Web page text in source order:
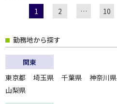
1
2 … 10
勤務地から探す
関東
東京都
埼玉県 千葉県 神奈川県
山梨県